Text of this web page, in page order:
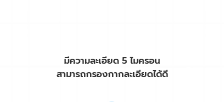
มีความละเอียด 5 ไมครอน
สามารถกรองกากละเอียดได้ดี